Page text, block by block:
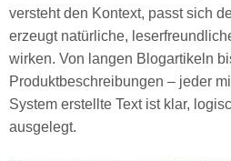
versteht den Kontext, passt sich
erzeugt natürliche,
wirken. Von langen Blogartikeln
Produktbeschreibungen – jeder
System erstellte Text ist klar,
ausgelegt.